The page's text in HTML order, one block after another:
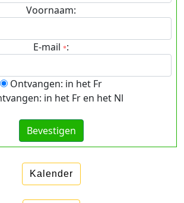
Voornaam:
E-mail *:
Ontvangen: in het Fr
in het Fr en het Nl
Kalender